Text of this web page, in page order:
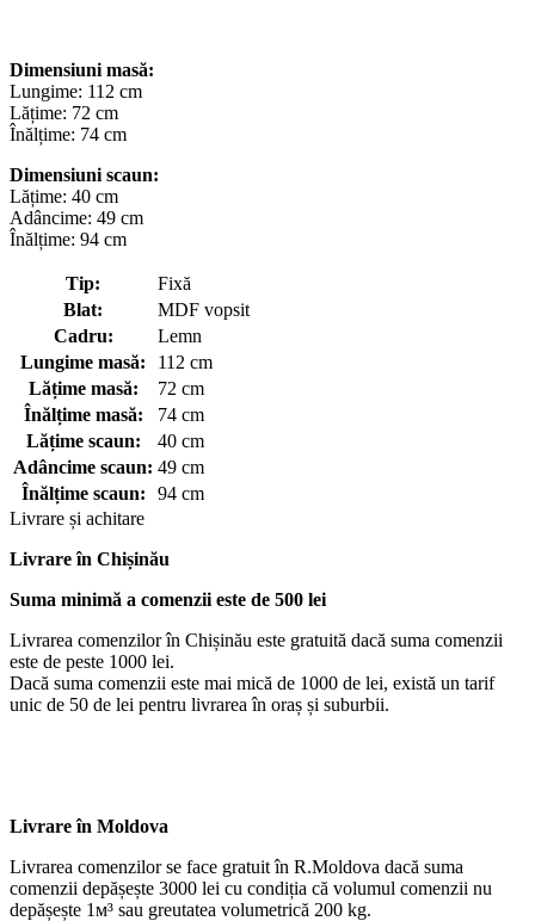
Dimensiuni masă:
Lungime: 112 cm
Lățime: 72 cm
Înălțime: 74 cm
Dimensiuni scaun:
Lățime: 40 cm
Adâncime: 49 cm
Înălțime: 94 cm
Tip:
Fixă
Blat:
MDF vopsit
Cadru:
Lemn
Lungime masă:
112 cm
Lățime masă:
72 cm
Înălțime masă:
74 cm
Lățime scaun:
40 cm
Adâncime scaun: 49 cm
Înălțime scaun:
94 cm
Livrare și achitare
Livrareîn Chișinău
Suma minimă a comenzii este de 500 lei
Livrarea comenzilor în Chișinău este gratuită dacă suma comenzii
este de peste 1000 lei.
Dacă suma comenzii este mai mică de 1000 de lei, există un tarif
unic de 50 de lei pentru livrarea în oraș și suburbii.
Livrare în Moldova
Livrarea comenzilor se face gratuit în R.Moldova dacă suma
comenzii depășește 3000 lei cu condiția că volumul comenzii nu
depășește 1м³ sau greutatea volumetrică 200 kg.